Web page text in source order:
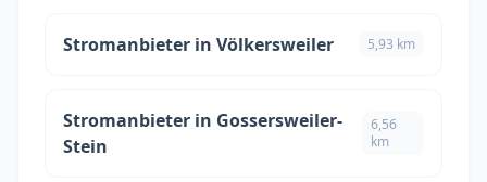
Stromanbieter in Völkersweiler 5,93 km
Stromanbieter in Gossersweiler-
Stein
6,56
km